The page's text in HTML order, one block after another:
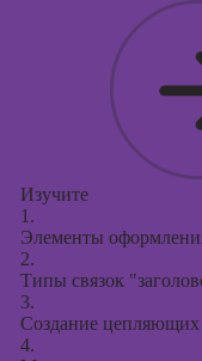
Изучите
1.
Элементы
2.
Типы связок
3.
Создание цепляющих
4.